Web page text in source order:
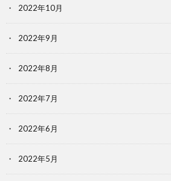
2022年10月
2022年9月
2022年8月
2022年7月
2022年6月
2022年5月